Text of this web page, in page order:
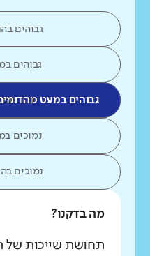
גבוהים
גבוהים
גבוהים במעט כמו
נמוכים
נמוכים
מה בדקנו?
תחושת שייכות של